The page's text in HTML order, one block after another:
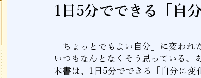
1日5分でできる「自
「ちょっとでもよい自分」に変われ
いつもなんとなくそう思っている、
本書は、1日5分でできる「自分に変